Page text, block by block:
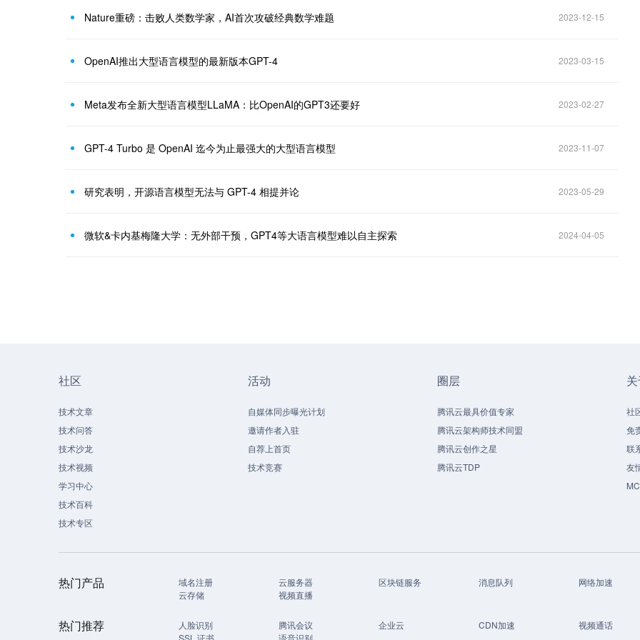
Nature重磅：击败人类数学家，AI首次攻破经典数学难题 2023-12-15
OpenAI推出大型语言模型的最新版本GPT-4 2023-03-15
Meta发布全新大型语言模型LLaMA：比OpenAI的GPT3还要好 2023-02-27
GPT-4 Turbo 是 OpenAI 迄今为止最强大的大型语言模型 2023-11-07
研究表明，开源语言模型无法与 GPT-4 相提并论 2023-05-29
微软&卡内基梅隆大学：无外部干预，GPT4等大语言模型难以自主探索 2024-04-05
社区
技术文章
技术问答
技术沙龙
技术视频
学习中心
技术百科
技术专区
活动
自媒体同步曝光计划
邀请作者入驻
自荐上首页
技术竞赛
圈层
腾讯云最具价值专家
腾讯云架构师技术同盟
腾讯云创作之星
腾讯云TDP
社
免
联
友
热门产品 域名注册 云服务器 区块链服务 消息队列
网络加速
云存储
视频直播
热门推荐 人脸识别 腾讯会议 企业云 CDN加速
视频通话
SSL 证书
语音识别